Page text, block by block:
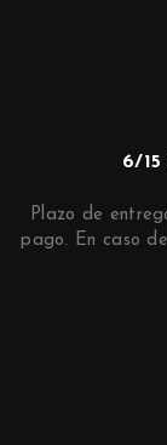
6/
Plazo de
pago. En caso